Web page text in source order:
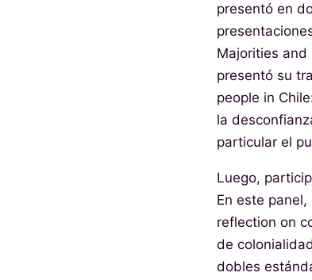
presentó en
Majorities and
presentó su
people in
la
particular el
Luego,
En este
reflection on
de
dobles